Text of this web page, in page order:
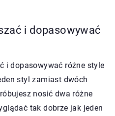
i dopasowywać
i dopasowywać różne style
styl zamiast dwóch
nosić dwa różne
tak dobrze jak jeden